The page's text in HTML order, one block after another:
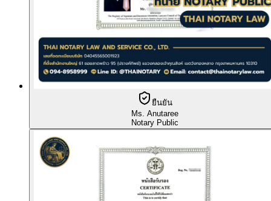
ยืนยัน
Ms. Anutaree
Notary Public